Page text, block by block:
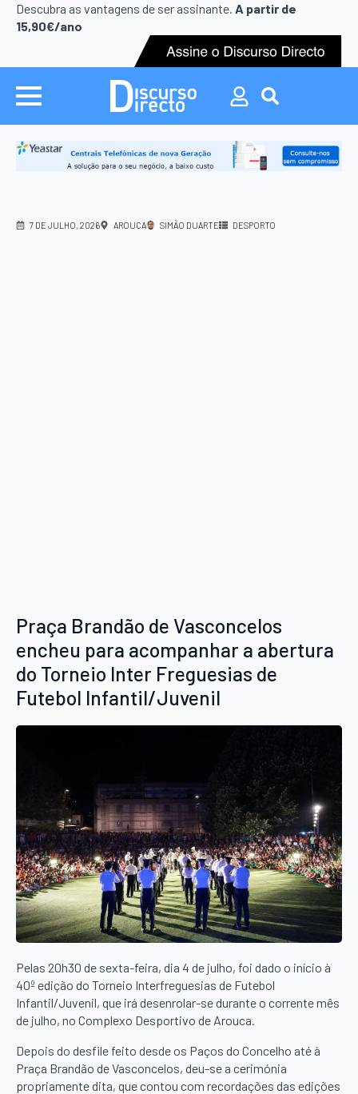
Descubra as vantagens de ser assinante. A partir de
15,90€/ano
Search
for:
Search
7 DE JULHO, 2026 AROUCA SIMÃO DUARTE DESPORTO
Praça Brandão de Vasconcelos
encheu para acompanhar a abertura
do Torneio Inter Freguesias de
Futebol Infantil/Juvenil
Pelas 20h30 de sexta-feira, dia 4 de julho, foi dado o início à
40º edição do Torneio Interfreguesias de Futebol
Infantil/Juvenil, que irá desenrolar-se durante o corrente mês
de julho, no Complexo Desportivo de Arouca.
Depois do desfile feito desde os Paços do Concelho até à
Praça Brandão de Vasconcelos, deu-se a cerimónia
propriamente dita, que contou com recordações das edições